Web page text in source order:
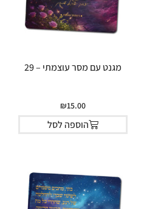
מגנט עם מסר עוצמתי – 29
₪15.00
הוספה לסל